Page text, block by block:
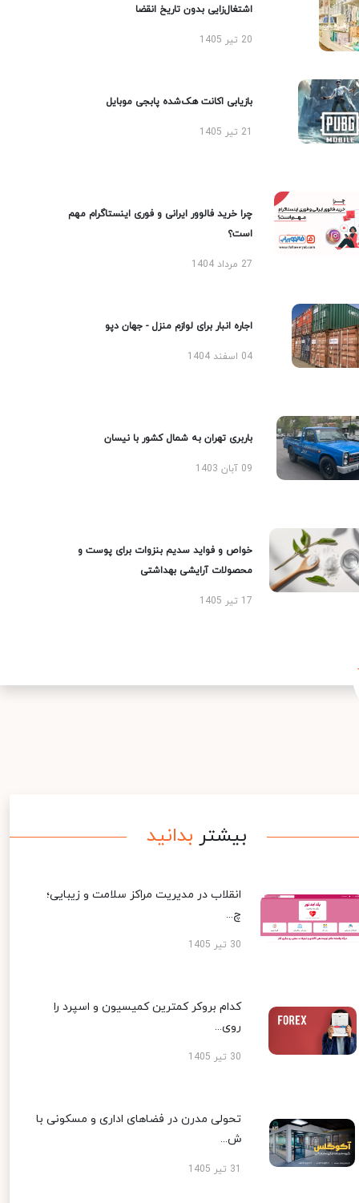
اشتغال‌زایی بدون تاریخ انقضا
20 تیر 1405
بازیابی اکانت هک‌شده پابجی موبایل
چرا خرید فالوور ایرانی و فوری اینستاگرام مهم
است؟
27 مرداد 1404
اجاره انبار برای لوازم منزل - جهان دپو
04 اسفند 1404
باربری تهران به شمال کشور با نیسان
09 آبان 1403
خواص و فواید سدیم بنزوات برای پوست و
محصولات آرایشی بهداشتی
17 تیر 1405
بیشتر بدانید
انقلاب در مدیریت مراکز سلامت و زیبایی؛
چ...
30 تیر 1405
کدام بروکر کمترین کمیسیون و اسپرد را
روی...
30 تیر 1405
تحولی مدرن در فضاهای اداری و مسکونی با
ش...